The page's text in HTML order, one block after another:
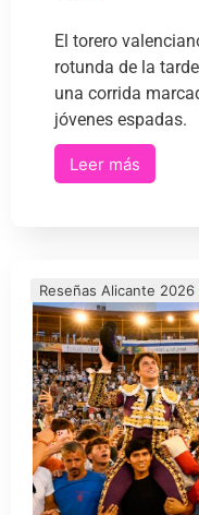
El torero
rotunda de la
una corrida
jóvenes espadas.
Leer más
Reseñas Alicante 2026